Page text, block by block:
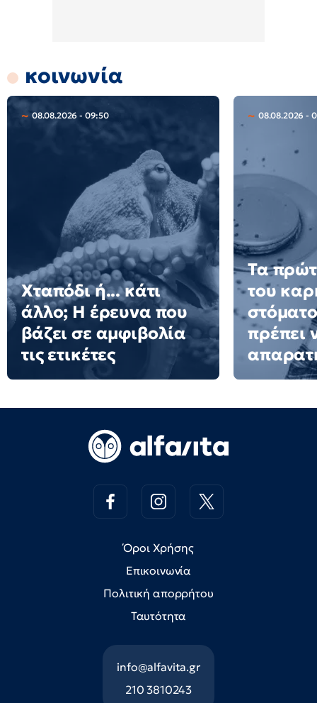
κοινωνία
08.08.2026 - 09:50
Χταπόδι ή... κάτι
άλλο; Η έρευνα που
βάζει σε αμφιβολία
τις ετικέτες
08.08.2026 -
Τα
του
πρέπει
Όροι Χρήσης
Επικοινωνία
Πολιτική απορρήτου
Ταυτότητα
info@alfavita.gr
210 3810243